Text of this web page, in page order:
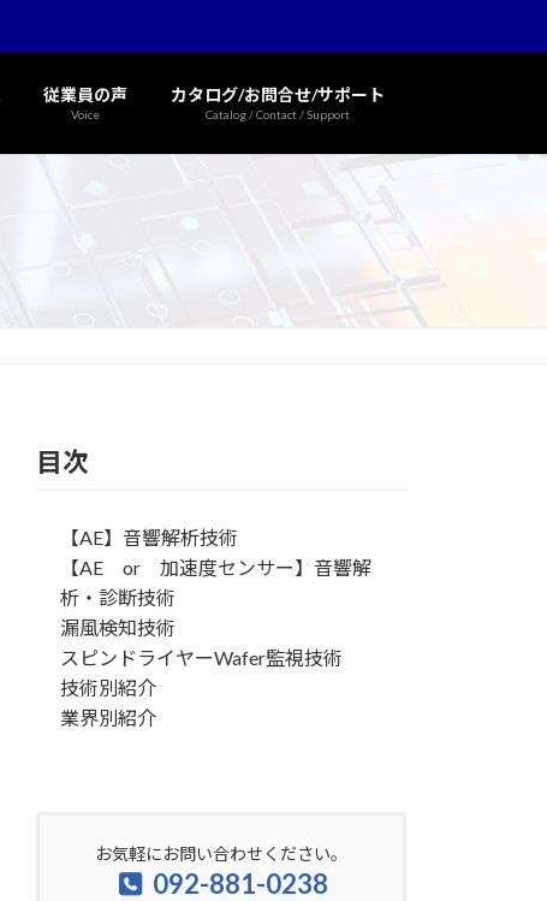
従業員の声
Voice
カタログ/お問合せ/サポート
Catalog / Contact / Support
目次
【AE】音響解析技術
【AE or 加速度センサー】音響解
析・診断技術
漏風検知技術
スピンドライヤーWafer監視技術
技術別紹介
業界別紹介
お気軽にお問い合わせください。
092-881-0238